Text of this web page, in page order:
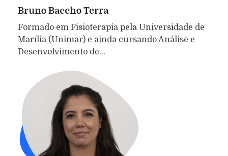
Bruno Baccho Terra
Formado em Fisioterapia pela Universidade de
Marília (Unimar) e ainda cursando Análise e
Desenvolvimento de…